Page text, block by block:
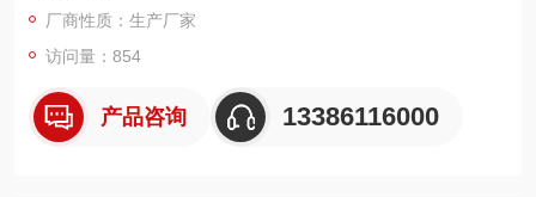
规格：0.6m×0.8m、0.8m×1.0m、1.0m×1.2m、1.2m×1.5m、1.
5m×3.0m、3.0m×4.5m、3.0m×6.0m、3.0m×9.0m
可配仪表：台秤仪表、定量控制仪表、条码打印仪表
厂商性质：生产厂家
访问量：854
产品咨询 13386116000